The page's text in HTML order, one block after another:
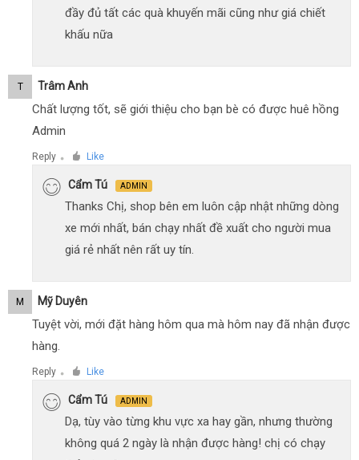
đầy đủ tất các quà khuyến mãi cũng như giá chiết
khấu nữa
T Trâm Anh
Chất lượng tốt, sẽ giới thiệu cho bạn bè có được huê hồng
Admin
Reply ● Like
Cẩm Tú ADMIN
Thanks Chị, shop bên em luôn cập nhật những dòng
xe mới nhất, bán chạy nhất đề xuất cho người mua
giá rẻ nhất nên rất uy tín.
M Mỹ Duyên
Tuyệt vời, mới đặt hàng hôm qua mà hôm nay đã nhận được
hàng.
Reply ● Like
Cẩm Tú ADMIN
Dạ, tùy vào từng khu vực xa hay gần, nhưng thường
không quá 2 ngày là nhận được hàng! chị có chạy